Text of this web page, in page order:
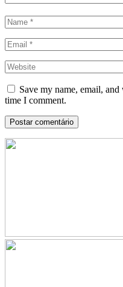
Save my name, email,
time I comment.